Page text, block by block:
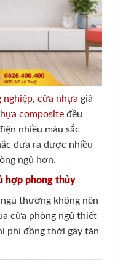
nghiệp, cửa nhựa giả
composite đều
nhiều màu sắc
đưa ra được nhiều
ngủ hơn.
hợp phong thủy
thường không nên
cửa phòng ngủ thiết
phí đồng thời gây tán